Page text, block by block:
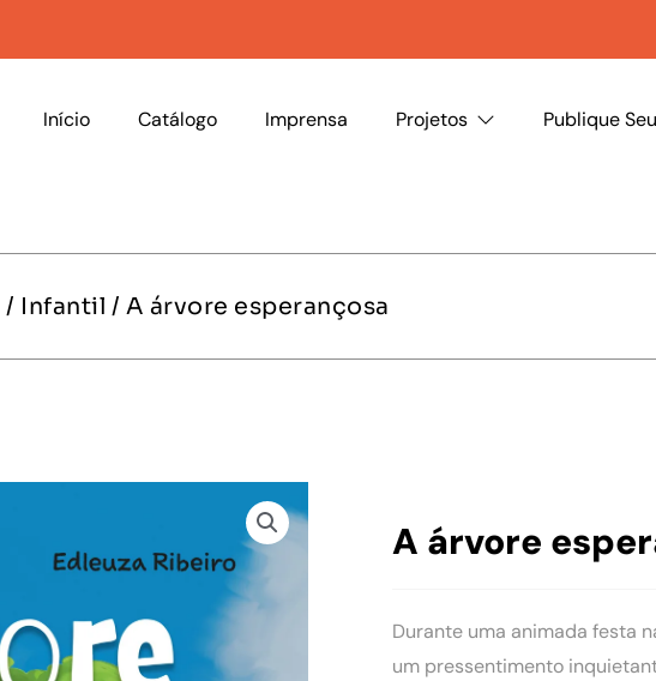
Início Catálogo Imprensa Projetos Publique
/ Infantil / A árvore esperançosa
A árvore
Durante uma animada festa
um pressentimento